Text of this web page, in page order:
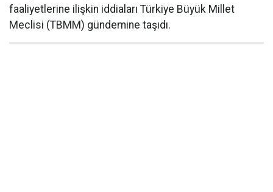
faaliyetlerine ilişkin iddiaları Türkiye Büyük Millet
Meclisi (TBMM) gündemine taşıdı.